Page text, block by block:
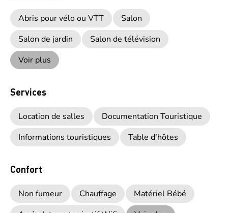
Abris pour vélo ou VTT
Salon
Salon de jardin
Salon de télévision
Voir plus
Services
Location de salles
Documentation Touristique
Informations touristiques
Table d’hôtes
Confort
Non fumeur Chauffage
Matériel Bébé